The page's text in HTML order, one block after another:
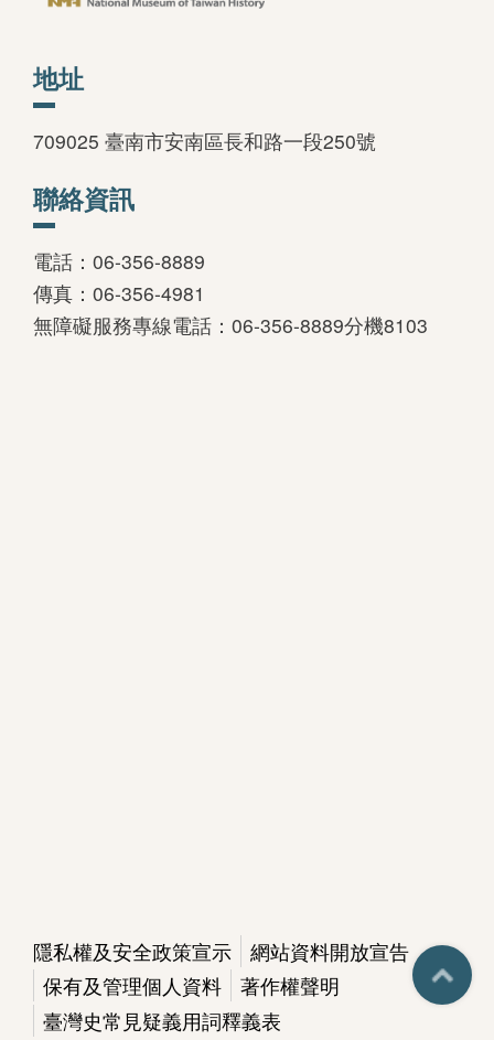
地址
709025 臺南市安南區長和路一段250號
聯絡資訊
電話：06-356-8889
傳真：06-356-4981
無障礙服務專線電話：06-356-8889分機8103
隱私權及安全政策宣示
網站資料開放宣告
保有及管理個人資料
著作權聲明
臺灣史常見疑義用詞釋義表